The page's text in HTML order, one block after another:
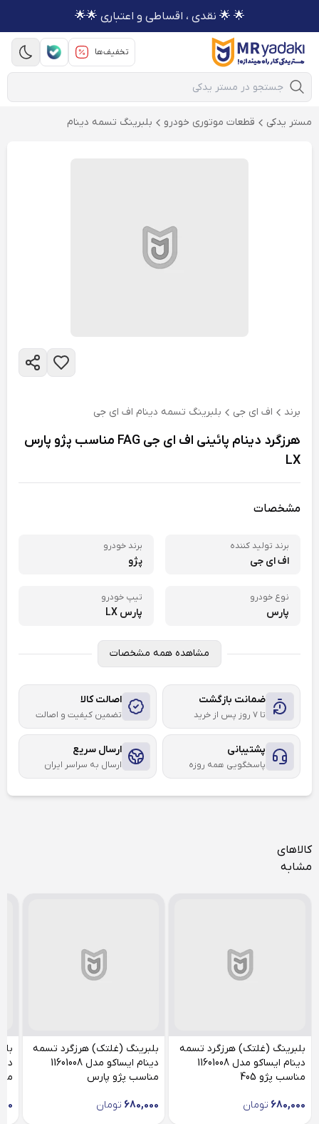
🌟 🌟 نقدی ، اقساطی و اعتباری 🌟🌟
تخفیف‌ها
Mobile Search
مستر یدکی قطعات موتوری خودرو بلبرینگ تسمه دینام
برند اف ای جی بلبرینگ تسمه دینام اف ای جی
هرزگرد دینام پائینی اف ای جی FAG مناسب پژو پارس
LX
مشخصات
برند تولید کننده
اف ای جی
برند خودرو
پژو
نوع خودرو
پارس
تیپ خودرو
پارس LX
مشاهده همه مشخصات
ضمانت بازگشت
تا ۷ روز پس از خرید
اصالت کالا
تضمین کیفیت و اصالت
پشتیبانی
پاسخگویی همه روزه
ارسال سریع
ارسال به سراسر ایران
کالاهای
مشابه
بلبرینگ (غلتک) هرزگرد تسمه
دینام ایساکو مدل 11601008
مناسب پژو 405
680,000 تومان
بلبرینگ (غلتک) هرزگرد تسمه
دینام ایساکو مدل 11601008
مناسب پژو پارس
680,000 تومان